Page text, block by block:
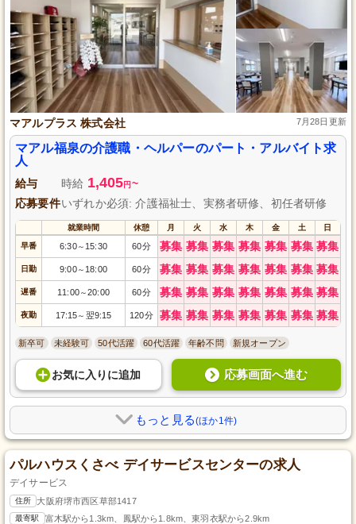
マアルプラス 株式会社 7月28日更新
マアル福泉の介護職・ヘルパーのパート・アルバイト求
人
給与 時給 1,405円 ~
応募要件いずれか必須: 介護福祉士、実務者研修、初任者研修
就業時間 休憩 月 火 水 木 金 土 日
早番 6:30～ 15:30 60分 募集 募集 募集 募集 募集 募集 募集
日勤 9:00～ 18:00 60分 募集 募集 募集 募集 募集 募集 募集
遅番 11:00～20:00 60分 募集 募集 募集 募集 募集 募集 募集
夜勤 17:15～ 翌9:15 120分 募集 募集 募集 募集 募集 募集 募集
新卒可 未経験可 50代活躍 60代活躍 年齢不問 新規オープン
お気に入り に追加 応募画面へ進む
もっと見る(ほか1件)
パルハウスくさべ デイサービスセンターの求人
デイサービス
住所 大阪府堺市西区草部1417
最寄駅 富木駅から1.3km、鳳駅から1.8km、東羽衣駅から2.9km